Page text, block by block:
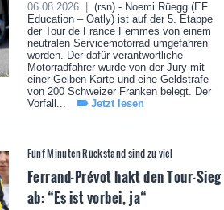
06.08.2026 |
(rsn) - Noemi Rüegg (EF
Education – Oatly) ist auf der 5. Etappe
der Tour de France Femmes von einem
neutralen Servicemotorrad umgefahren
worden. Der dafür verantwortliche
Motorradfahrer wurde von der Jury mit
einer Gelben Karte und eine Geldstrafe
von 200 Schweizer Franken belegt. Der
Vorfall...
Jetzt lesen
Fünf Minuten Rückstand sind zu viel
Ferrand-Prévot hakt den Tour-Sieg
ab: “Es ist vorbei, ja“